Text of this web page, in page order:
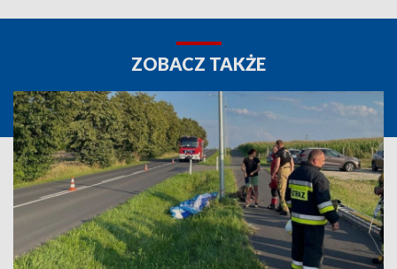
ZOBACZ TAKŻE